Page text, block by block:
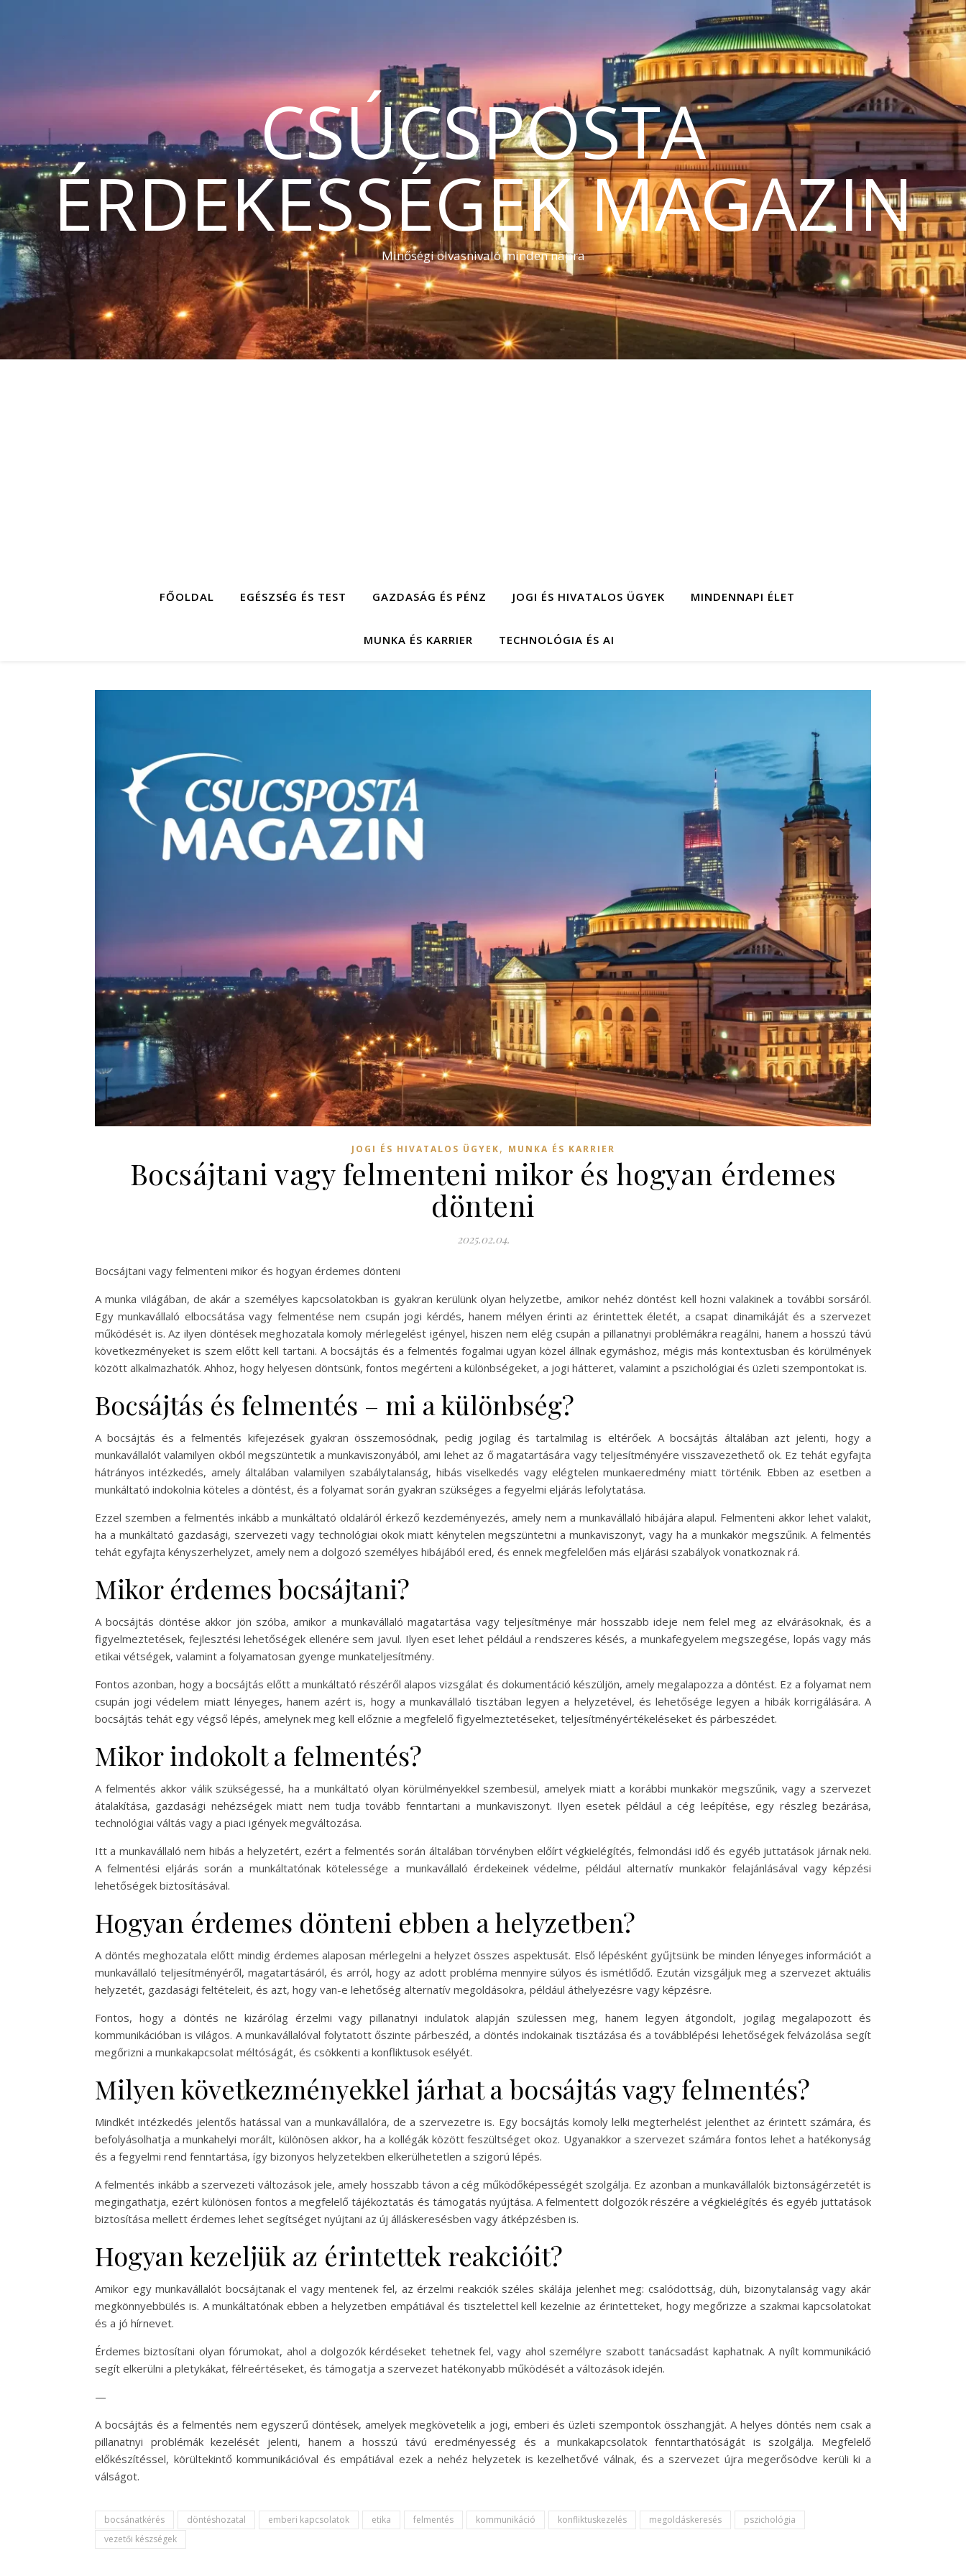
CSÚCSPOSTA
ÉRDEKESSÉGEK MAGAZIN
Minőségi olvasnivaló minden napra
FŐOLDAL EGÉSZSÉG ÉS TEST GAZDASÁG ÉS PÉNZ JOGI ÉS HIVATALOS ÜGYEK MINDENNAPI ÉLET
MUNKA ÉS KARRIER TECHNOLÓGIA ÉS AI
JOGI ÉS HIVATALOS ÜGYEK, MUNKA ÉS KARRIER
Bocsájtani vagy felmenteni mikor és hogyan érdemes
dönteni
2025.02.04.
Bocsájtani vagy felmenteni mikor és hogyan érdemes dönteni
A munka világában, de akár a személyes kapcsolatokban is gyakran kerülünk olyan helyzetbe, amikor nehéz döntést kell hozni valakinek a további sorsáról.
Egy munkavállaló elbocsátása vagy felmentése nem csupán jogi kérdés, hanem mélyen érinti az érintettek életét, a csapat dinamikáját és a szervezet
működését is. Az ilyen döntések meghozatala komoly mérlegelést igényel, hiszen nem elég csupán a pillanatnyi problémákra reagálni, hanem a hosszú távú
következményeket is szem előtt kell tartani. A bocsájtás és a felmentés fogalmai ugyan közel állnak egymáshoz, mégis más kontextusban és körülmények
között alkalmazhatók. Ahhoz, hogy helyesen döntsünk, fontos megérteni a különbségeket, a jogi hátteret, valamint a pszichológiai és üzleti szempontokat is.
Bocsájtás és felmentés – mi a különbség?
A bocsájtás és a felmentés kifejezések gyakran összemosódnak, pedig jogilag és tartalmilag is eltérőek. A bocsájtás általában azt jelenti, hogy a
munkavállalót valamilyen okból megszüntetik a munkaviszonyából, ami lehet az ő magatartására vagy teljesítményére visszavezethető ok. Ez tehát egyfajta
hátrányos intézkedés, amely általában valamilyen szabálytalanság, hibás viselkedés vagy elégtelen munkaeredmény miatt történik. Ebben az esetben a
munkáltató indokolnia köteles a döntést, és a folyamat során gyakran szükséges a fegyelmi eljárás lefolytatása.
Ezzel szemben a felmentés inkább a munkáltató oldaláról érkező kezdeményezés, amely nem a munkavállaló hibájára alapul. Felmenteni akkor lehet valakit,
ha a munkáltató gazdasági, szervezeti vagy technológiai okok miatt kénytelen megszüntetni a munkaviszonyt, vagy ha a munkakör megszűnik. A felmentés
tehát egyfajta kényszerhelyzet, amely nem a dolgozó személyes hibájából ered, és ennek megfelelően más eljárási szabályok vonatkoznak rá.
Mikor érdemes bocsájtani?
A bocsájtás döntése akkor jön szóba, amikor a munkavállaló magatartása vagy teljesítménye már hosszabb ideje nem felel meg az elvárásoknak, és a
figyelmeztetések, fejlesztési lehetőségek ellenére sem javul. Ilyen eset lehet például a rendszeres késés, a munkafegyelem megszegése, lopás vagy más
etikai vétségek, valamint a folyamatosan gyenge munkateljesítmény.
Fontos azonban, hogy a bocsájtás előtt a munkáltató részéről alapos vizsgálat és dokumentáció készüljön, amely megalapozza a döntést. Ez a folyamat nem
csupán jogi védelem miatt lényeges, hanem azért is, hogy a munkavállaló tisztában legyen a helyzetével, és lehetősége legyen a hibák korrigálására. A
bocsájtás tehát egy végső lépés, amelynek meg kell előznie a megfelelő figyelmeztetéseket, teljesítményértékeléseket és párbeszédet.
Mikor indokolt a felmentés?
A felmentés akkor válik szükségessé, ha a munkáltató olyan körülményekkel szembesül, amelyek miatt a korábbi munkakör megszűnik, vagy a szervezet
átalakítása, gazdasági nehézségek miatt nem tudja tovább fenntartani a munkaviszonyt. Ilyen esetek például a cég leépítése, egy részleg bezárása,
technológiai váltás vagy a piaci igények megváltozása.
Itt a munkavállaló nem hibás a helyzetért, ezért a felmentés során általában törvényben előírt végkielégítés, felmondási idő és egyéb juttatások járnak neki.
A felmentési eljárás során a munkáltatónak kötelessége a munkavállaló érdekeinek védelme, például alternatív munkakör felajánlásával vagy képzési
lehetőségek biztosításával.
Hogyan érdemes dönteni ebben a helyzetben?
A döntés meghozatala előtt mindig érdemes alaposan mérlegelni a helyzet összes aspektusát. Első lépésként gyűjtsünk be minden lényeges információt a
munkavállaló teljesítményéről, magatartásáról, és arról, hogy az adott probléma mennyire súlyos és ismétlődő. Ezután vizsgáljuk meg a szervezet aktuális
helyzetét, gazdasági feltételeit, és azt, hogy van-e lehetőség alternatív megoldásokra, például áthelyezésre vagy képzésre.
Fontos, hogy a döntés ne kizárólag érzelmi vagy pillanatnyi indulatok alapján szülessen meg, hanem legyen átgondolt, jogilag megalapozott és
kommunikációban is világos. A munkavállalóval folytatott őszinte párbeszéd, a döntés indokainak tisztázása és a továbblépési lehetőségek felvázolása segít
megőrizni a munkakapcsolat méltóságát, és csökkenti a konfliktusok esélyét.
Milyen következményekkel járhat a bocsájtás vagy felmentés?
Mindkét intézkedés jelentős hatással van a munkavállalóra, de a szervezetre is. Egy bocsájtás komoly lelki megterhelést jelenthet az érintett számára, és
befolyásolhatja a munkahelyi morált, különösen akkor, ha a kollégák között feszültséget okoz. Ugyanakkor a szervezet számára fontos lehet a hatékonyság
és a fegyelmi rend fenntartása, így bizonyos helyzetekben elkerülhetetlen a szigorú lépés.
A felmentés inkább a szervezeti változások jele, amely hosszabb távon a cég működőképességét szolgálja. Ez azonban a munkavállalók biztonságérzetét is
megingathatja, ezért különösen fontos a megfelelő tájékoztatás és támogatás nyújtása. A felmentett dolgozók részére a végkielégítés és egyéb juttatások
biztosítása mellett érdemes lehet segítséget nyújtani az új álláskeresésben vagy átképzésben is.
Hogyan kezeljük az érintettek reakcióit?
Amikor egy munkavállalót bocsájtanak el vagy mentenek fel, az érzelmi reakciók széles skálája jelenhet meg: csalódottság, düh, bizonytalanság vagy akár
megkönnyebbülés is. A munkáltatónak ebben a helyzetben empátiával és tisztelettel kell kezelnie az érintetteket, hogy megőrizze a szakmai kapcsolatokat
és a jó hírnevet.
Érdemes biztosítani olyan fórumokat, ahol a dolgozók kérdéseket tehetnek fel, vagy ahol személyre szabott tanácsadást kaphatnak. A nyílt kommunikáció
segít elkerülni a pletykákat, félreértéseket, és támogatja a szervezet hatékonyabb működését a változások idején.
—
A bocsájtás és a felmentés nem egyszerű döntések, amelyek megkövetelik a jogi, emberi és üzleti szempontok összhangját. A helyes döntés nem csak a
pillanatnyi problémák kezelését jelenti, hanem a hosszú távú eredményesség és a munkakapcsolatok fenntarthatóságát is szolgálja. Megfelelő
előkészítéssel, körültekintő kommunikációval és empátiával ezek a nehéz helyzetek is kezelhetővé válnak, és a szervezet újra megerősödve kerüli ki a
válságot.
bocsánatkérés döntéshozatal emberi kapcsolatok etika felmentés kommunikáció konfliktuskezelés megoldáskeresés
pszichológia
vezetői készségek